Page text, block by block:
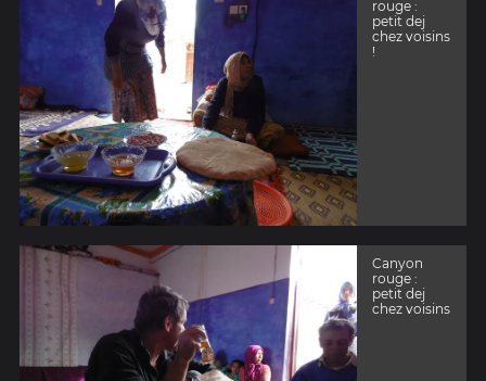
rouge :
petit dej
chez voisins
!
Canyon
rouge :
petit dej
chez voisins